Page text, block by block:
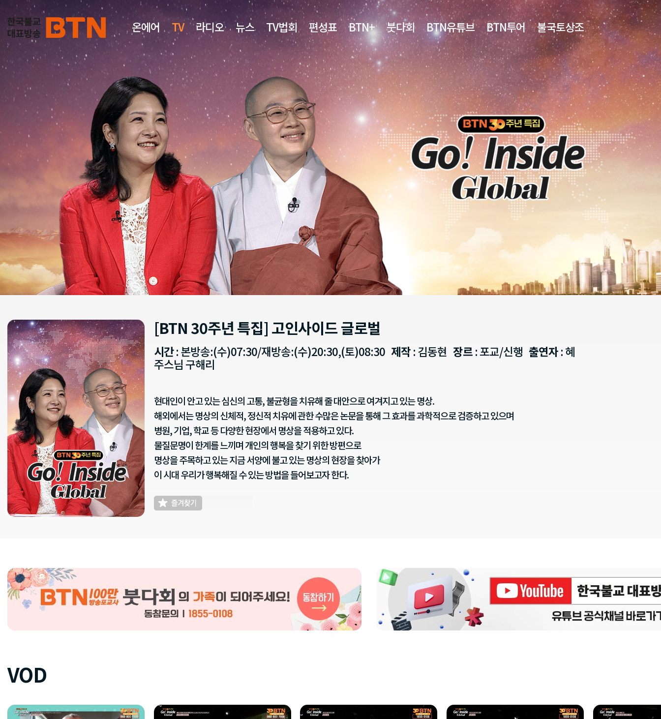
온에어 TV 라디오 뉴스 TV법회 편성표 BTN+ 붓다회 BTN유튜브 BTN투어 불국토상조
[BTN 30주년 특집] 고인사이드 글로벌
시간: 본방송:(수)07:30/재방송:(수)20:30,(토)08:30 제작: 김동현 장르: 포교/신행 출연자: 혜
주스님 구해리
현대인이 안고 있는 심신의 고통, 불균형을 치유해 줄 대안으로 여겨지고 있는 명상.
해외에서는 명상의 신체적, 정신적 치유에 관한 수많은 논문을 통해 그 효과를 과학적으로 검증하고 있으며
병원, 기업, 학교 등 다양한 현장에서 명상을 적용하고 있다.
물질문명이 한계를 느끼며 개인의 행복을 찾기 위한 방편으로
명상을 주목하고 있는 지금 서양에 불고 있는 명상의 현장을 찾아가
이 시대 우리가 행복해질 수 있는 방법을 들어보고자 한다.
VOD